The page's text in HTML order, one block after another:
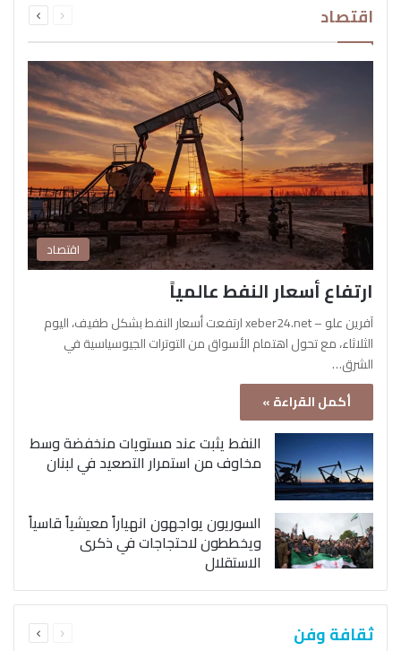
اقتصاد الصفحةالصفحة
اقتصاد
ارتفاع أسعار النفط عالمياً
آفرين علو – xeber24.net ارتفعت أسعار النفط بشكل طفيف، اليوم
الثلاثاء، مع تحول اهتمام الأسواق من التوترات الجيوسياسية في
الشرق…
أكمل القراءة »
النفط يثبت عند مستويات منخفضة وسط
مخاوف من استمرار التصعيد في لبنان
السوريون يواجهون انهياراً معيشياً قاسياً
ويخططون لاحتجاجات في ذكرى
الاستقلال
ثقافة وفن الصفحةالصفحة